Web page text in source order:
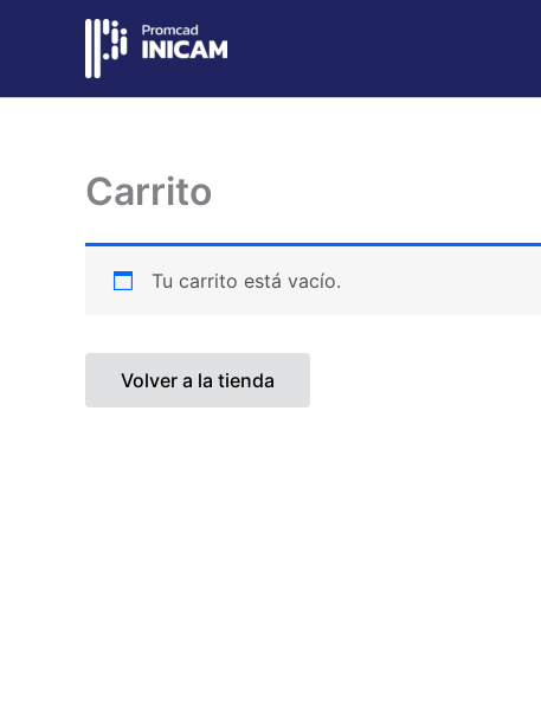
contenido
Carrito
Tu carrito está vacío.
Volver a la tienda